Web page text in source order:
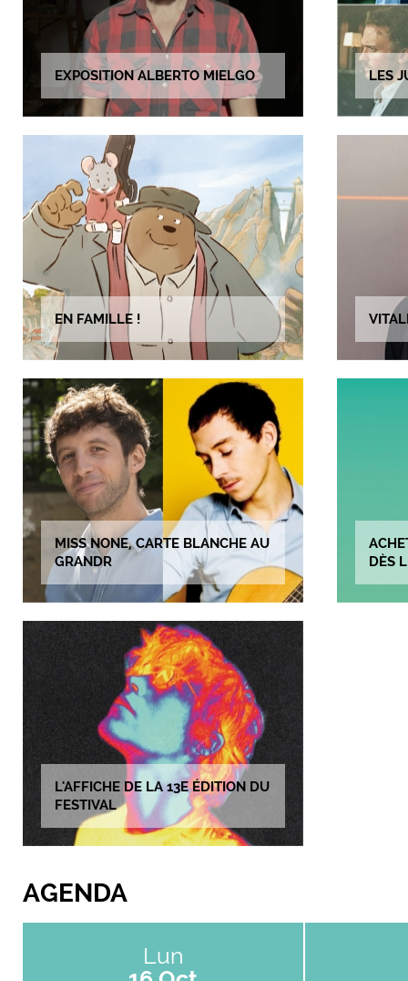
EXPOSITION ALBERTO MIELGO LES
EN FAMILLE !
MISS NONE, CARTE BLANCHE AU
GRANDR
DÈS
L'AFFICHE DE LA 13E ÉDITION DU
FESTIVAL
AGENDA
Lun